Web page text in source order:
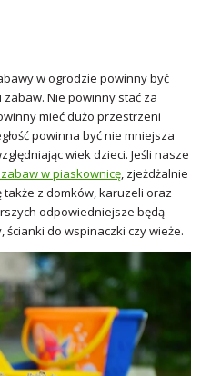
w ogrodzie powinny być
Nie powinny stać za
mieć dużo przestrzeni
powinna być nie mniejsza
wiek dzieci. Jeśli nasze
w piaskownicę, zjeżdżalnie
także z domków, karuzeli oraz
odpowiedniejsze będą
do wspinaczki czy wieże.